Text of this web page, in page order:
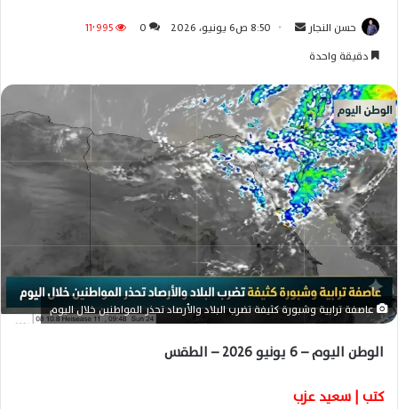
حسن النجار
ل
ب
ر
ي
د
ا
إ
ل
ك
ر
و
ن
ا
8:50 ص6 يونيو، 2026 0
11٬995
دقيقة واحدة
عاصفة ترابية وشبورة كثيفة تضرب البلاد والأرصاد تحذر المواطنين خلال اليوم
الوطن اليوم – 6 يونيو 2026 – الطقس
كتب | سعيد عزب